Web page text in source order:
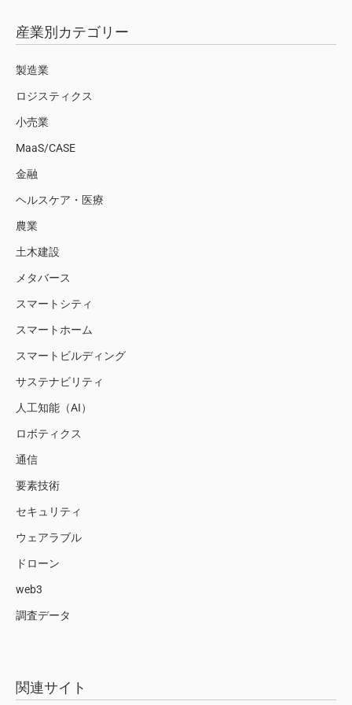
産業別カテゴリー
製造業
ロジスティクス
小売業
MaaS/CASE
金融
ヘルスケア・医療
農業
土木建設
メタバース
スマートシティ
スマートホーム
スマートビルディング
サステナビリティ
人工知能（AI）
ロボティクス
通信
要素技術
セキュリティ
ウェアラブル
ドローン
web3
調査データ
関連サイト